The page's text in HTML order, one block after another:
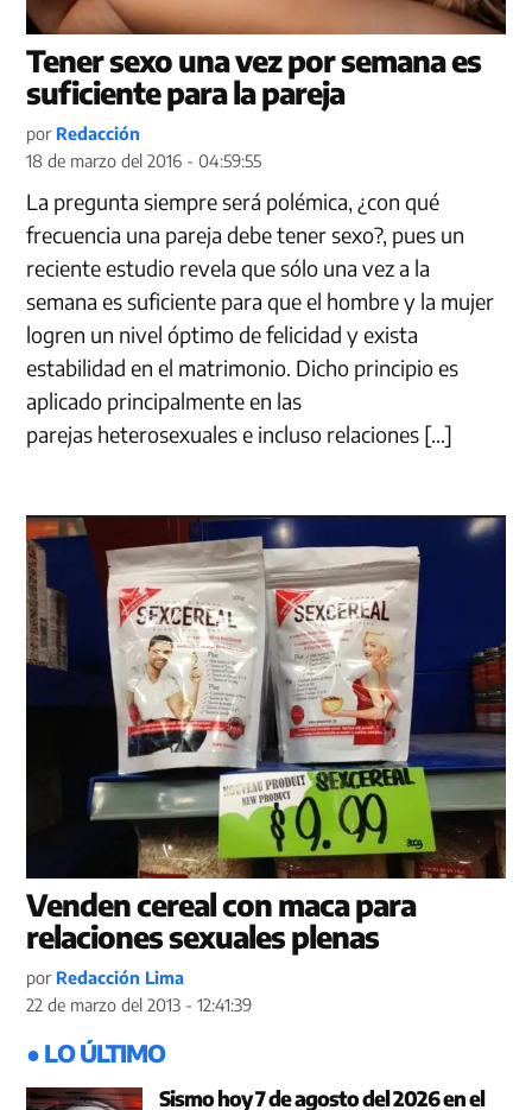
Tener sexo una vez por semana es
suficiente para la pareja
por Redacción
18 de marzo del 2016 - 04:59:55
La pregunta siempre será polémica, ¿con qué
frecuencia una pareja debe tener sexo?, pues un
reciente estudio revela que sólo una vez a la
semana es suficiente para que el hombre y la mujer
logren un nivel óptimo de felicidad y exista
estabilidad en el matrimonio. Dicho principio es
aplicado principalmente en las
parejas heterosexuales e incluso relaciones […]
Venden cereal con maca para
relaciones sexuales plenas
por Redacción Lima
22 de marzo del 2013 - 12:41:39
● LO ÚLTIMO
Sismo hoy 7 de agosto del 2026 en el